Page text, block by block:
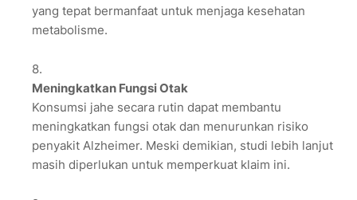
yang tepat bermanfaat untuk menjaga kesehatan
metabolisme.
Meningkatkan Fungsi Otak
Konsumsi jahe secara rutin dapat membantu
meningkatkan fungsi otak dan menurunkan risiko
penyakit Alzheimer. Meski demikian, studi lebih lanjut
masih diperlukan untuk memperkuat klaim ini.